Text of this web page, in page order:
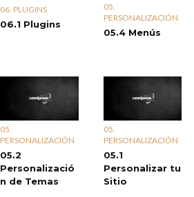
06. PLUGINS
06.1 Plugins
05.
PERSONALIZACIÓN
05.4 Menús
05.
PERSONALIZACIÓN
05.2
Personalizació
n de Temas
05.
PERSONALIZACIÓN
05.1
Personalizar tu
Sitio